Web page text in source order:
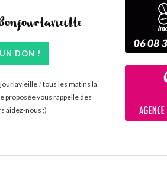
DON !
? tous les matins la
proposée vous rappelle des
aidez-nous ;)